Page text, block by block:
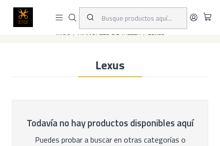
Este es el texto del slide
Inicio MANUALES DE TALLER Lexus
Lexus
Todavía no hay productos disponibles aquí
Puedes probar a buscar en otras categorías o